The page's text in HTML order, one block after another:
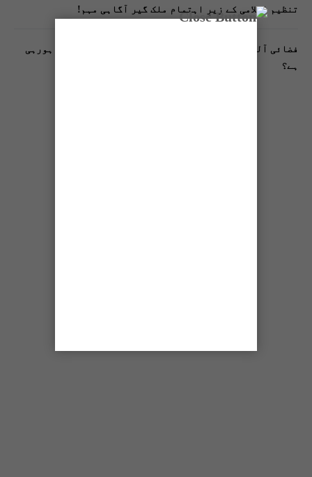
تنظیم اسلامی کے زیرِ اہتمام ملک گیر آگاہی مہم!
فضائی آلودگی انسانی دماغ کیلیے کیسے خطرناک ثابت ہورہی
ہے؟